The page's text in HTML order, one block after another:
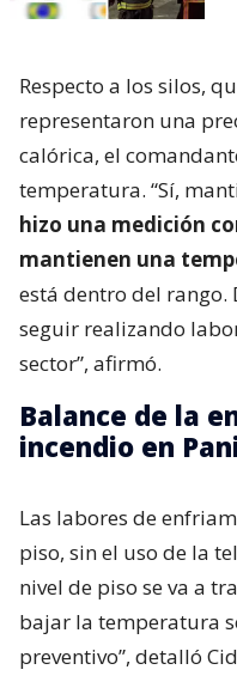
Respecto a los silos,
representaron una
calórica, el
temperatura. “Sí,
hizo una medición
mantienen una
está dentro del rango.
seguir realizando
sector”, afirmó.
Balance de la
incendio en
Las labores de
piso, sin el uso de la
nivel de piso se va a
bajar la temperatura
preventivo”, detalló